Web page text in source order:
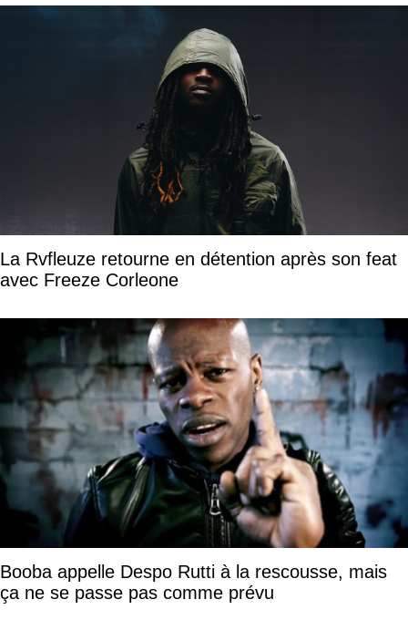
La Rvfleuze retourne en détention après son feat
avec Freeze Corleone
Booba appelle Despo Rutti à la rescousse, mais
ça ne se passe pas comme prévu